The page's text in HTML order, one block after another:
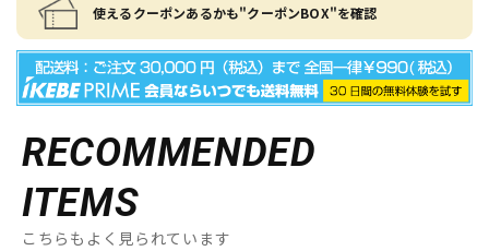
使えるクーポンあるかも"クーポンBOX"を確認
RECOMMENDED
ITEMS
こちらもよく見られています